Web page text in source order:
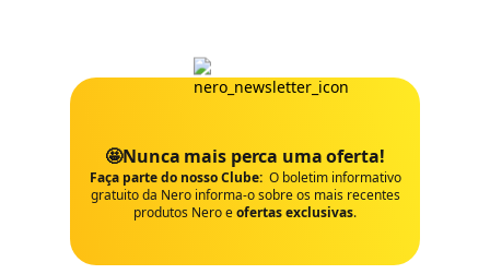
🤩Nunca mais perca uma oferta!
Faça parte do nosso Clube: O boletim informativo
gratuito da Nero informa-o sobre os mais recentes
produtos Nero eofertas exclusivas.